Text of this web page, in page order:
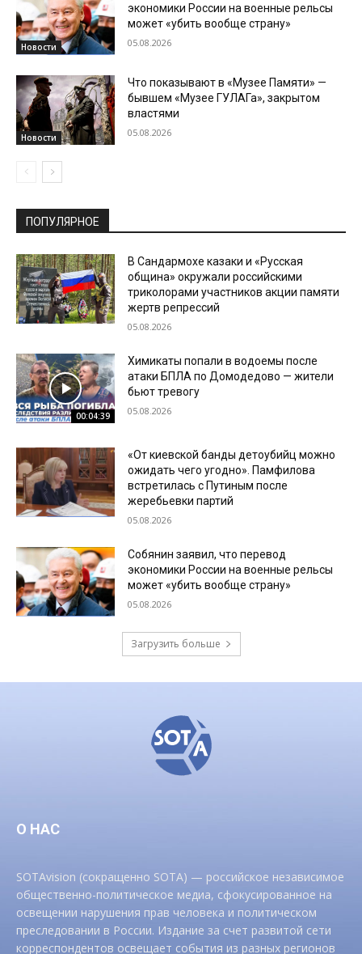
Новости
экономики России на военные рельсы
может «убить вообще страну»
05.08.2026
Новости
Что показывают в «Музее Памяти» —
бывшем «Музее ГУЛАГа», закрытом
властями
05.08.2026
ПОПУЛЯРНОЕ
В Сандармохе казаки и «Русская
община» окружали российскими
триколорами участников акции памяти
жертв репрессий
05.08.2026
00:04:39
Химикаты попали в водоемы после
атаки БПЛА по Домодедово — жители
бьют тревогу
05.08.2026
«От киевской банды детоубийц можно
ожидать чего угодно». Памфилова
встретилась с Путиным после
жеребьевки партий
05.08.2026
Собянин заявил, что перевод
экономики России на военные рельсы
может «убить вообще страну»
05.08.2026
Загрузить больше
О НАС
SOTAvision (сокращенно SOTA) — российское независимое
общественно-политическое медиа, сфокусированное на
освещении нарушения прав человека и политическом
преследовании в России. Издание за счет развитой сети
корреспондентов освещает события из разных регионов